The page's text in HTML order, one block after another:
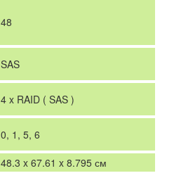
48
SAS
4 x RAID ( SAS )
0, 1, 5, 6
48.3 x 67.61 x 8.795 см